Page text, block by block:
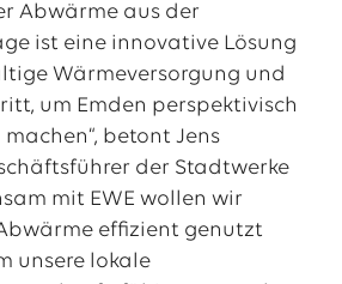
Abwärme aus der
ist eine innovative Lösung
Wärmeversorgung und
um Emden perspektivisch
betont Jens
der Stadtwerke
mit EWE wollen wir
effizient genutzt
unsere lokale